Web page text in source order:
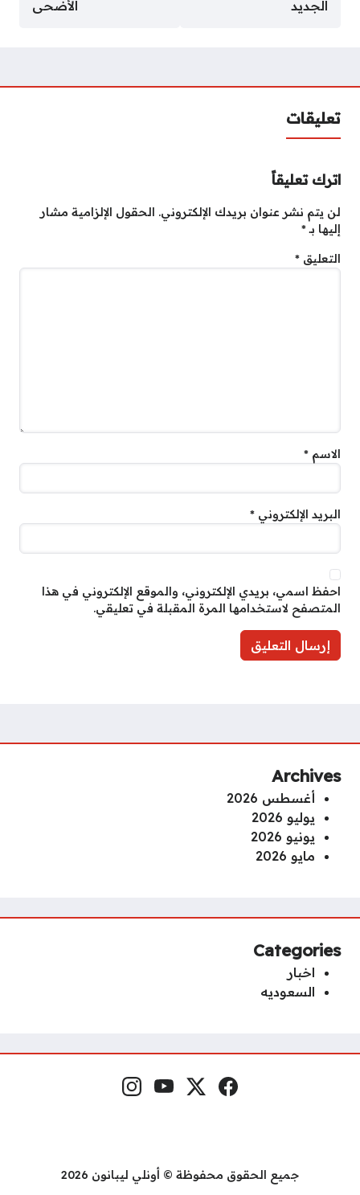
الجديد
الأضحى
تعليقات
اترك تعليقاً
لن يتم نشر عنوان بريدك الإلكتروني. الحقول الإلزامية مشار
إليها بـ*
التعليق *
الاسم *
البريد الإلكتروني *
احفظ اسمي، بريدي الإلكتروني، والموقع الإلكتروني في هذا
المتصفح لاستخدامها المرة المقبلة في تعليقي.
Archives
أغسطس 2026
يوليو 2026
يونيو 2026
مايو 2026
Categories
اخبار
السعوديه
Social Links Facebook
x.com
YouTube
Instagram
جميع الحقوق محفوظة © أونلي ليبانون 2026